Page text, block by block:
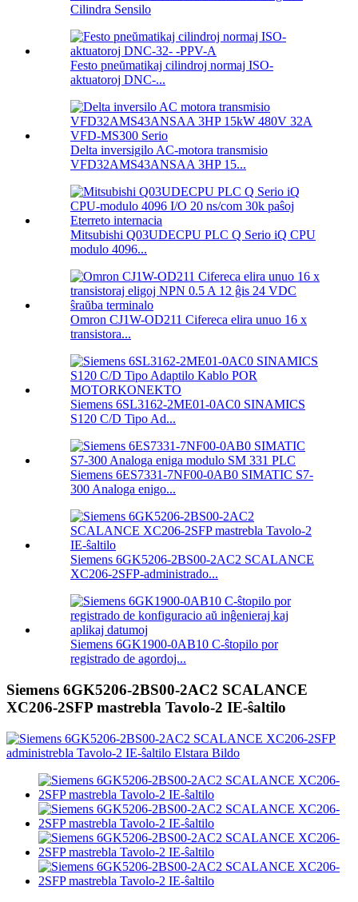
Cilindra Sensilo
Festo pneŭmatikaj cilindroj normaj ISO-
aktuatoroj DNC-...
Delta inversigilo AC-motora transmisio
VFD32AMS43ANSAA 3HP 15...
Mitsubishi Q03UDECPU PLC Q Serio iQ CPU
modulo 4096...
Omron CJ1W-OD211 Cifereca elira unuo 16 x
transistora...
Siemens 6SL3162-2ME01-0AC0 SINAMICS
S120 C/D Tipo Ad...
Siemens 6ES7331-7NF00-0AB0 SIMATIC S7-
300 Analoga enigo...
Siemens 6GK5206-2BS00-2AC2 SCALANCE
XC206-2SFP-administrado...
Siemens 6GK1900-0AB10 C-ŝtopilo por
registrado de agordoj...
Siemens 6GK5206-2BS00-2AC2 SCALANCE
XC206-2SFP mastrebla Tavolo-2 IE-ŝaltilo